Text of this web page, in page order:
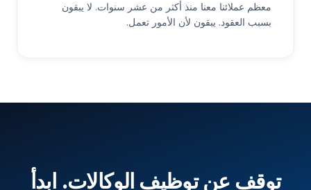
معظم عملائنا معنا منذ أكثر من عشر سنوات. لا يبقون
بسبب العقود. يبقون لأن الأمور تعمل.
توقف عن توظيف الوكالات. ابدأ